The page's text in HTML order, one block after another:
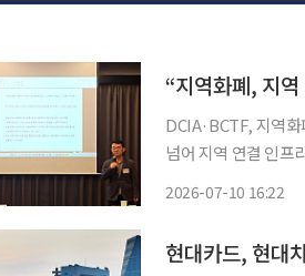
“지역화폐, 지
DCIA·BCTF, 지역
넘어 지역 연결 인프
2026-07-10 16:22
현대카드, 현대